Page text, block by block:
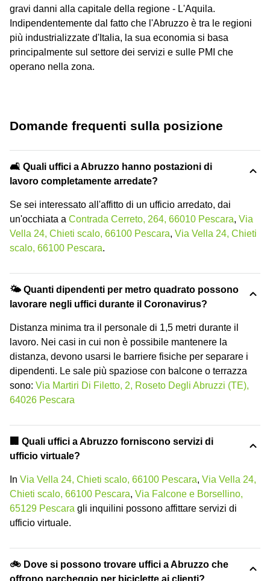
gravi danni alla capitale della regione - L'Aquila.
Indipendentemente dal fatto che l'Abruzzo è tra le regioni
più industrializzate d'Italia, la sua economia si basa
principalmente sul settore dei servizi e sulle PMI che
operano nella zona.
Domande frequenti sulla posizione
🛋️ Quali uffici a Abruzzo hanno postazioni di
lavoro completamente arredate?
Se sei interessato all'affitto di un ufficio arredato, dai
un'occhiata a Contrada Cerreto, 264, 66010 Pescara, Via
Vella 24, Chieti scalo, 66100 Pescara, Via Vella 24, Chieti
scalo, 66100 Pescara.
🌤 Quanti dipendenti per metro quadrato possono
lavorare negli uffici durante il Coronavirus?
Distanza minima tra il personale di 1,5 metri durante il
lavoro. Nei casi in cui non è possibile mantenere la
distanza, devono usarsi le barriere fisiche per separare i
dipendenti. Le sale più spaziose con balcone o terrazza
sono: Via Martiri Di Filetto, 2, Roseto Degli Abruzzi (TE),
64026 Pescara
🏢 Quali uffici a Abruzzo forniscono servizi di
ufficio virtuale?
In Via Vella 24, Chieti scalo, 66100 Pescara, Via Vella 24,
Chieti scalo, 66100 Pescara, Via Falcone e Borsellino,
65129 Pescara gli inquilini possono affittare servizi di
ufficio virtuale.
🚲 Dove si possono trovare uffici a Abruzzo che
offrono parcheggio per biciclette ai clienti?